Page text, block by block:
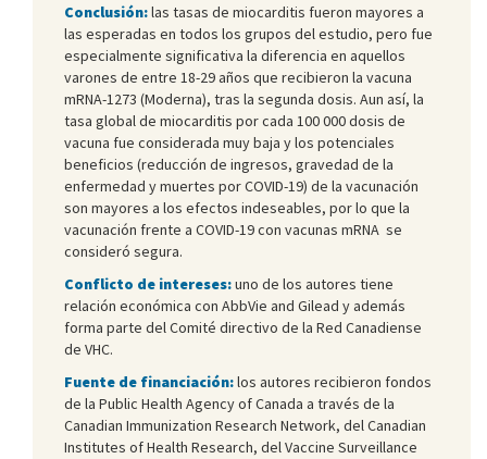
Conclusión:las tasas de miocarditis fueron mayores a
las esperadas en todos los grupos del estudio, pero fue
especialmente significativa la diferencia en aquellos
varones de entre 18-29 años que recibieron la vacuna
mRNA-1273 (Moderna), tras la segunda dosis. Aun así, la
tasa global de miocarditis por cada 100 000 dosis de
vacuna fue considerada muy baja y los potenciales
beneficios (reducción de ingresos, gravedad de la
enfermedad y muertes por COVID-19) de la vacunación
son mayores a los efectos indeseables, por lo que la
vacunación frente a COVID-19 con vacunas mRNA se
consideró segura.
Conflicto de intereses:uno de los autores tiene
relación económica con AbbVie and Gilead y además
forma parte del Comité directivo de la Red Canadiense
de VHC.
Fuente de financiación:los autores recibieron fondos
de la Public Health Agency of Canada a través de la
Canadian Immunization Research Network, del Canadian
Institutes of Health Research, del Vaccine Surveillance